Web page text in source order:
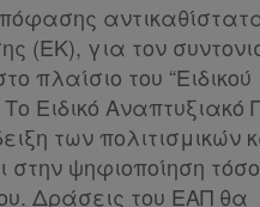
(ΕΚ), για τον
πλαίσιο του “Ειδικού
Ειδικό
των πολιτισμικών
ψηφιοποίηση
Δράσεις του ΕΑΠ θα